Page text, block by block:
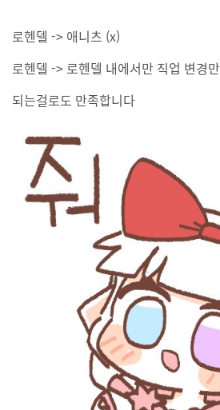
로헨델 -> 애니츠 (x)
로헨델 -> 로헨델 내에서만 직업 변경만
되는걸로도 만족합니다